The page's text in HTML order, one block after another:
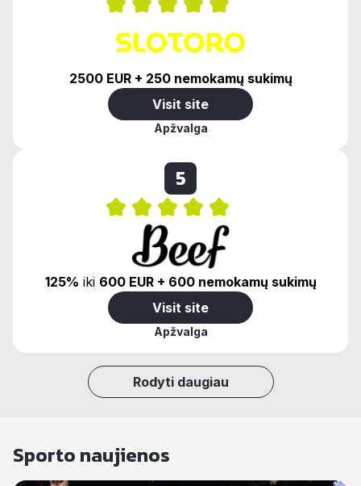
2500 EUR + 250 nemokamų sukimų
Visit site
Apžvalga
5
125% iki 600 EUR + 600 nemokamų sukimų
Visit site
Apžvalga
Rodyti daugiau
Sporto naujienos